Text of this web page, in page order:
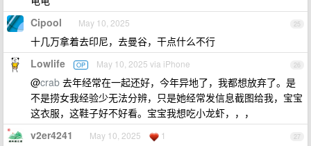
25
Cipool May 10, 2025
十几万拿着去印尼，去曼谷，干点什么不行
26
Lowlife OP May 10, 2025 via iPhone
@crab 去年经常在一起还好，今年异地了，我都想放弃了。是
不是捞女我经验少无法分辨，只是她经常发信息截图给我，宝宝
这衣服，这鞋子好不好看。宝宝我想吃小龙虾，，，
27
v2er4241 May 10, 2025 1